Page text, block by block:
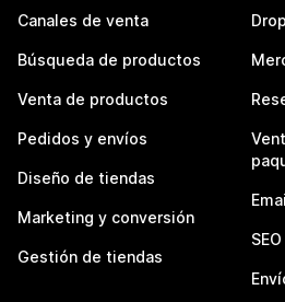
Canales de venta
Búsqueda de productos
Venta de productos
Pedidos y envíos
Diseño de tiendas
Marketing y conversión
Gestión de tiendas
SEO